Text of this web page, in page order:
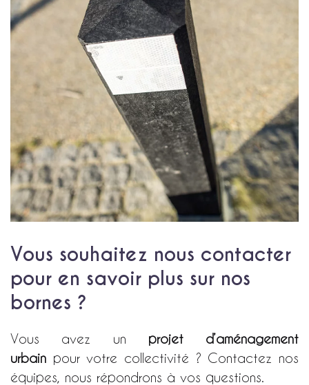
Vous souhaitez nous contacter
pour en savoir plus sur nos
bornes ?
Vous avez un
projet d’aménagement
urbain pour votre collectivité ? Contactez nos
équipes, nous répondrons à vos questions.